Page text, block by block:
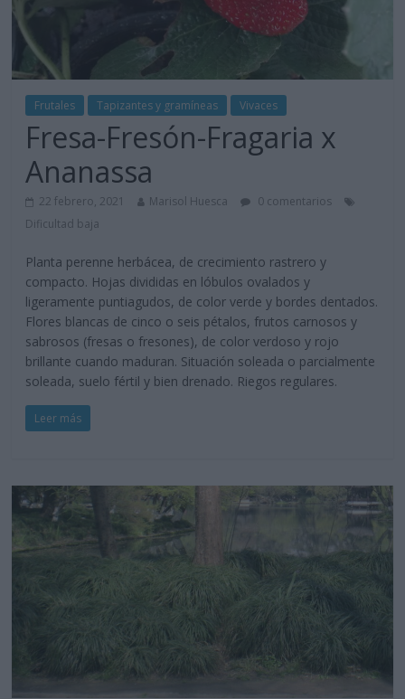
Frutales Tapizantes y gramíneas Vivaces
Fresa-Fresón-Fragaria x
Ananassa
22 febrero, 2021 Marisol Huesca
0 comentarios
Dificultad baja
Planta perenne herbácea, de crecimiento rastrero y
compacto. Hojas divididas en lóbulos ovalados y
ligeramente puntiagudos, de color verde y bordes dentados.
Flores blancas de cinco o seis pétalos, frutos carnosos y
sabrosos (fresas o fresones), de color verdoso y rojo
brillante cuando maduran. Situación soleada o parcialmente
soleada, suelo fértil y bien drenado. Riegos regulares.
Leer más